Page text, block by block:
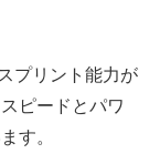
プリント能力が
ピードとパワ
す。